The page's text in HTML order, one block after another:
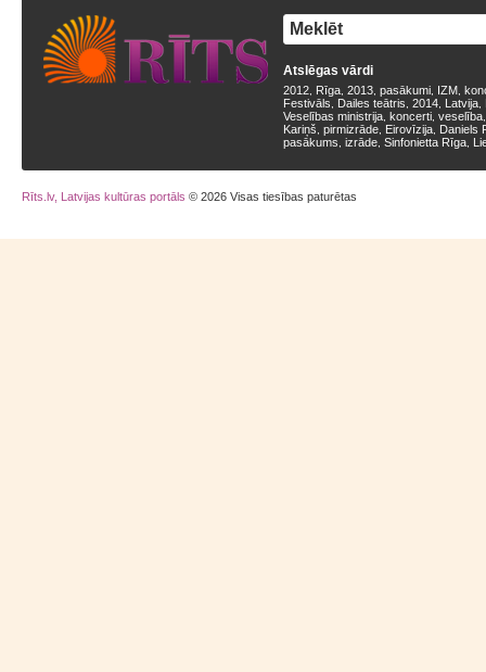
Atslēgas vārdi
2012 Rīga 2013 pasākumi IZM
Festivāls
Dailes teātris 2014 Latvija
Veselības ministrija koncerti veselība
Kariņš pirmizrāde Eirovīzija Daniels
pasākums izrāde Sinfonietta Rīga
Rīts.lv, Latvijas kultūras portāls © 2026 Visas tiesības paturētas